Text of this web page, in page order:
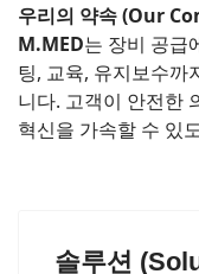
우리의 약속 (Our
M.MED는 장비 공급
팅, 교육, 유지보수까
니다. 고객이 안전한
혁신을 가속할 수 있
솔루션